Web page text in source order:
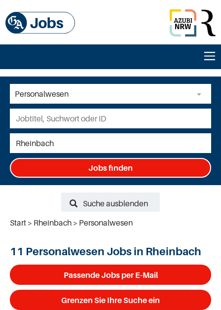
Jobs finden
Suche ausblenden
Start
Rheinbach Personalwesen
11 Personalwesen Jobs in Rheinbach
Passende Jobs per E-Mail
Grenzen Sie Ihre Suche ein